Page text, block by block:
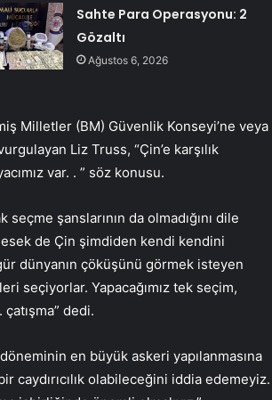
Sahte Para Operasyonu: 2
Gözaltı
Ağustos 6, 2026
Milletler (BM) Güvenlik Konseyi’ne veya
Liz Truss, “Çin’e karşılık
var. . ” söz konusu.
şanslarının da olmadığını dile
de Çin şimdiden kendi kendini
dünyanın çöküşünü görmek isteyen
seçiyorlar. Yapacağımız tek seçim,
dedi.
en büyük askeri yapılanmasına
caydırıcılık olabileceğini iddia edemeyiz.